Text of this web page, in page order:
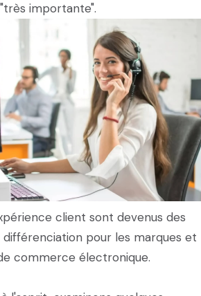
importante".
client sont devenus des
pour les marques et
commerce électronique.